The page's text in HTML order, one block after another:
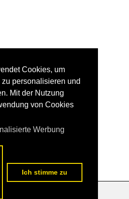
Cookies, um
zu personalisieren und
Mit der Nutzung
von Cookies
Werbung
Ich stimme zu